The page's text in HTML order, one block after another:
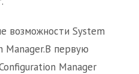
возможности System
Manager.В первую
Manager